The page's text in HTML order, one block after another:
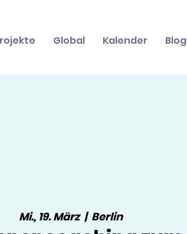
Global Kalender Blog
Mi., 19. März
  |
Berlin